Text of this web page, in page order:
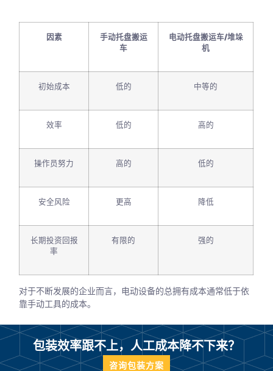
因素
手动托盘搬运
车
电动托盘搬运车/堆垛
机
初始成本 低的 中等的
效率 低的 高的
操作员努力 高的 低的
安全风险 更高 降低
长期投资回报
率
有限的 强的
对于不断发展的企业而言，电动设备的总拥有成本通常低于依
靠手动工具的成本。
包装效率跟不上，人工成本降不下来？
咨询包装方案